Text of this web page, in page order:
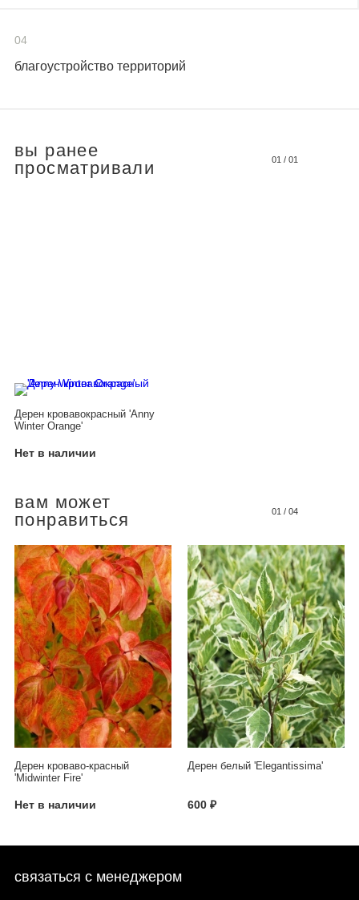
04
благоустройство территорий
вы ранее
просматривали
01 / 01
Дерен кровавокрасный 'Anny
Winter Orange'
Нет в наличии
вам может
понравиться
01 / 04
Дерен кроваво-красный
'Midwinter Fire'
Нет в наличии
Дерен белый 'Elegantissima'
600 ₽
связаться с менеджером